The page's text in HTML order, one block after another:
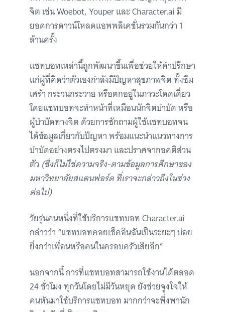
จิต เช่น Woebot, Youper และ Character.ai มี
ยอดการดาวน์โหลดแอพพลิเคชั่นรวมกันกว่า 1
ล้านครั้ง
แชทบอทเหล่านี้ถูกพัฒนาขึ้นเพื่อช่วยให้คำปรึกษา
แก่ผู้ที่คิดว่าตัวเองกำลังมีปัญหาสุขภาพจิต ทั้งซึม
เศร้า กระวนกระวาย หรือตกอยู่ในภาวะโดดเดี่ยว
โดยแชทบอทจะทำหน้าที่เหมือนนักจิตบำบัด หรือ
ผู้บำบัดทางจิต ด้วยการซักถามผู้ใช้แชทบอทจน
ได้ข้อมูลเกี่ยวกับปัญหา พร้อมแนะนำแนวทางการ
บำบัดอย่างตรงไปตรงมา และปราศจากอคติส่วน
ตัว (ซึ่งก็ไม่ใช่ความจริง-ตามข้อมูลการศึกษาของ
มหาวิทยาลัยสแตนฟอร์ด ที่เราจะกล่าวถึงในช่วง
ต่อไป)
วัยรุ่นคนหนึ่งที่ใช้บริการแชทบอท Character.ai
กล่าวว่า “แชทบอทคอยเช็คอินฉันเป็นระยะๆ บ่อย
ยิ่งกว่าเพื่อนหรือคนในครอบครัวเสียอีก”
นอกจากนี้ การที่แชทบอทสามารถใช้งานได้ตลอด
24 ชั่วโมง ทุกวันโดยไม่มีวันหยุด ยังช่วยจูงใจให้
คนหันมาใช้บริการแชทบอท มากกว่าจะพึ่งพานัก